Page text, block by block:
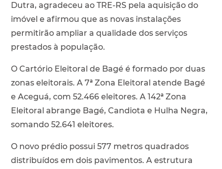
Dutra, agradeceu ao TRE-RS pela aquisição do
imóvel e afirmou que as novas instalações
permitirão ampliar a qualidade dos serviços
prestados à população.
O Cartório Eleitoral de Bagé é formado por duas
zonas eleitorais. A 7ª Zona Eleitoral atende Bagé
e Aceguá, com 52.466 eleitores. A 142ª Zona
Eleitoral abrange Bagé, Candiota e Hulha Negra,
somando 52.641 eleitores.
O novo prédio possui 577 metros quadrados
distribuídos em dois pavimentos. A estrutura